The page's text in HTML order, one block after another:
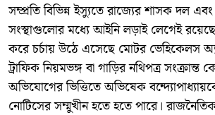
​সম্প্রতি বিভিন্ন ইস্যুতে রাজ্যের শাসক দল এবং
সংস্থাগুলোর মধ্যে আইনি লড়াই লেগেই
করে চর্চায় উঠে এসেছে মোটর ভেহিকেলস
ট্রাফিক নিয়মভঙ্গ বা গাড়ির নথিপত্র
অভিযোগের ভিত্তিতে অভিষেক
নোটিসের সম্মুখীন হতে হতে পারে।